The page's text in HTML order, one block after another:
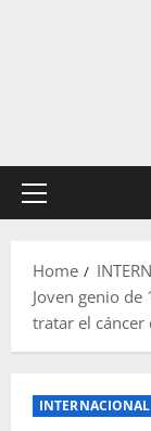
Primary
Home
Joven genio
tratar el cáncer
INTERNACIONAL